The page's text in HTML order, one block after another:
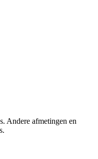
Andere afmetingen en